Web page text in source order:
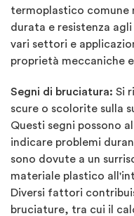
termoplastico comune
durata e resistenza
vari settori e
proprietà meccaniche
Segni di bruciatura: Si
scure o scolorite sulla
Questi segni possono
indicare problemi
sono dovute a un
materiale plastico
Diversi fattori
bruciature, tra cui il